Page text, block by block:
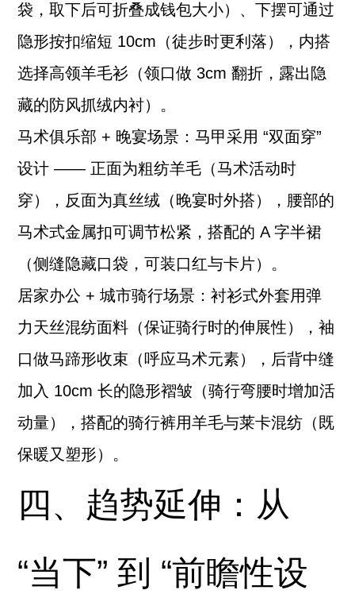
袋，取下后可折叠成钱包大小）、下摆可通过
隐形按扣缩短 10cm（徒步时更利落），内搭
选择高领羊毛衫（领口做 3cm 翻折，露出隐
藏的防风抓绒内衬）。
马术俱乐部 + 晚宴场景：马甲采用 “双面穿”
设计 —— 正面为粗纺羊毛（马术活动时
穿），反面为真丝绒（晚宴时外搭），腰部的
马术式金属扣可调节松紧，搭配的 A 字半裙
（侧缝隐藏口袋，可装口红与卡片）。
居家办公 + 城市骑行场景：衬衫式外套用弹
力天丝混纺面料（保证骑行时的伸展性），袖
口做马蹄形收束（呼应马术元素），后背中缝
加入 10cm 长的隐形褶皱（骑行弯腰时增加活
动量），搭配的骑行裤用羊毛与莱卡混纺（既
保暖又塑形）。
四、趋势延伸：从
“当下” 到 “前瞻性设